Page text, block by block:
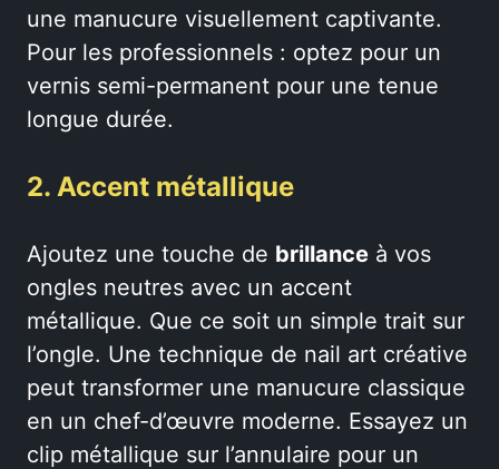
une manucure visuellement captivante.
Pour les professionnels : optez pour un
vernis semi-permanent pour une tenue
longue durée.
2. Accent métallique
Ajoutez une touche de brillance à vos
ongles neutres avec un accent
métallique. Que ce soit un simple trait sur
l’ongle. Une technique de nail art créative
peut transformer une manucure classique
en un chef-d’œuvre moderne. Essayez un
clip métallique sur l’annulaire pour un